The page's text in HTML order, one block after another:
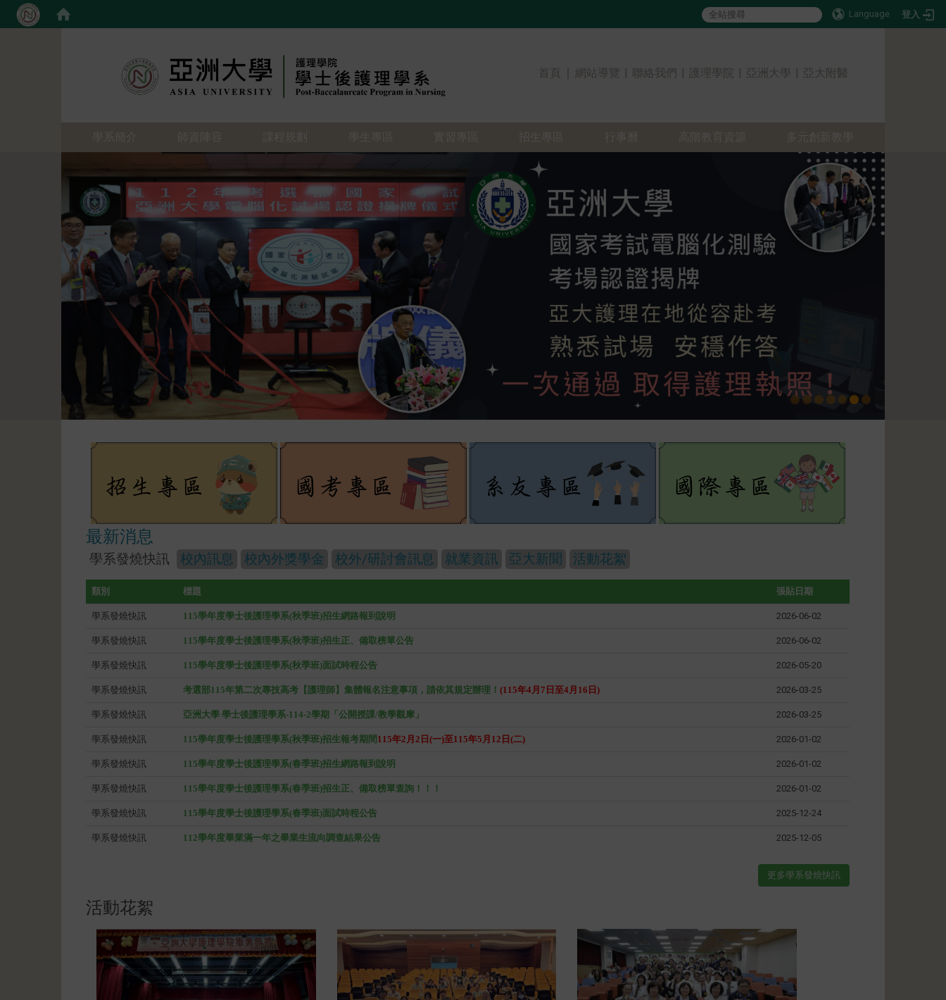
Language 登入
首頁 網站導覽 | 聯絡我們 | 護理學院 | 亞洲大學 | 亞大附醫
學系簡介 師資陣容 課程規劃 學生專區 實習專區 招生專區 行事曆 高階教育資源 多元創新教學
最新消息
學系發燒快訊 校內訊息 校內外獎學金 校外/研討會訊息 就業資訊 亞大新聞 活動花絮
類別 標題 張貼日期
學系發燒快訊 115學年度學士後護理學系(秋季班)招生網路報到說明 2026-06-02
學系發燒快訊 115學年度學士後護理學系(秋季班)招生正、備取榜單公告 2026-06-02
學系發燒快訊 115學年度學士後護理學系(秋季班)面試時程公告 2026-05-20
學系發燒快訊 考選部115年第二次專技高考【護理師】集體報名注意事項，請依其規定辦理！ (115年4月7日至4月16日) 2026-03-25
學系發燒快訊 亞洲大學 學士後護理學系-114-2學期「公開授課/教學觀摩」 2026-03-25
學系發燒快訊 115學年度學士後護理學系(秋季班)招生報考期間 115年2月2日(一)至115年5月12日(二) 2026-01-02
學系發燒快訊 115學年度學士後護理學系(春季班)招生網路報到說明 2026-01-02
學系發燒快訊 115學年度學士後護理學系(春季班)招生正、備取榜單查詢！！！ 2026-01-02
學系發燒快訊 115學年度學士後護理學系(春季班)面試時程公告 2025-12-24
學系發燒快訊 112學年度畢業滿一年之畢業生流向調查結果公告 2025-12-05
更多學系發燒快訊
活動花絮